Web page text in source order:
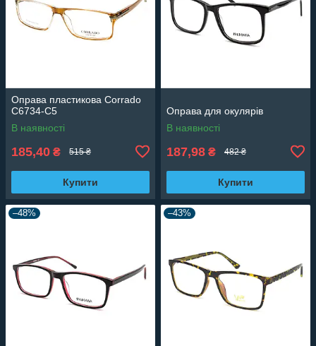
Оправа пластикова Corrado
C6734-C5
В наявності
185,40 ₴ 515 ₴
Купити
Оправа для окулярів
В наявності
187,98 ₴ 482 ₴
Купити
–48% –43%